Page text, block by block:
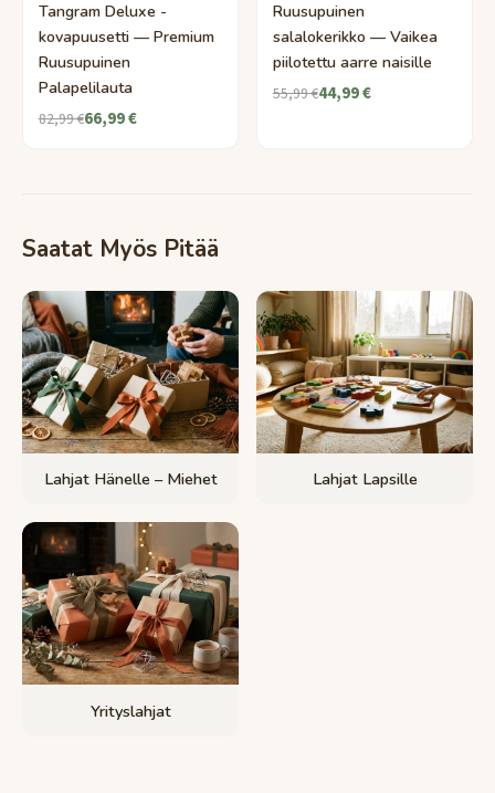
Tangram Deluxe -
kovapuusetti — Premium
Ruusupuinen
Palapelilauta
82,99 €66,99 €
Ruusupuinen
salalokerikko — Vaikea
piilotettu aarre naisille
55,99 €44,99 €
Saatat Myös Pitää
Lahjat Hänelle – Miehet Lahjat Lapsille
Yrityslahjat